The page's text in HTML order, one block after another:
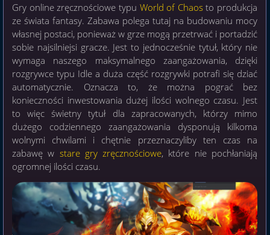
Gry online zręcznościowe typu World of Chaosto produkcja
ze świata fantasy. Zabawa polega tutaj na budowaniu mocy
własnej postaci, ponieważ w grze mogą przetrwać i portadzić
sobie najsilniejsi gracze. Jest to jednocześnie tytuł, który nie
wymaga naszego maksymalnego zaangażowania, dzięki
rozgrywce typu Idle a duża część rozgrywki potrafi się dziać
automatycznie. Oznacza to, że można pograć bez
konieczności inwestowania dużej ilości wolnego czasu. Jest
to więc świetny tytuł dla zapracowanych, którzy mimo
dużego codziennego zaangażowania dysponują kilkoma
wolnymi chwilami i chętnie przeznaczyliby ten czas na
zabawę w stare gry zręcznościowe, które nie pochłaniają
ogromnej ilości czasu.